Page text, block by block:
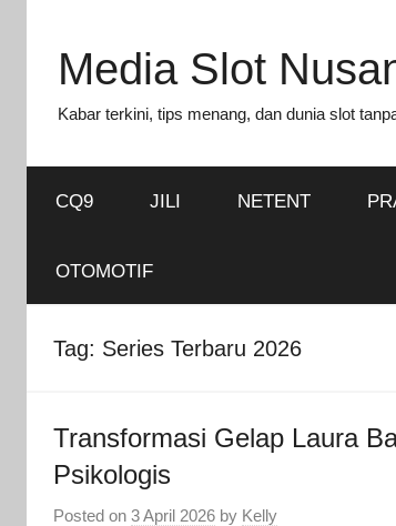
contentMedia Slot
Kabar terkini, tips menang, dan dunia slot
CQ9 JILI NETENT
OTOMOTIF
Tag: Series Terbaru 2026
Transformasi Gelap Laura
Psikologis
Posted on 3 April 2026 by Kelly